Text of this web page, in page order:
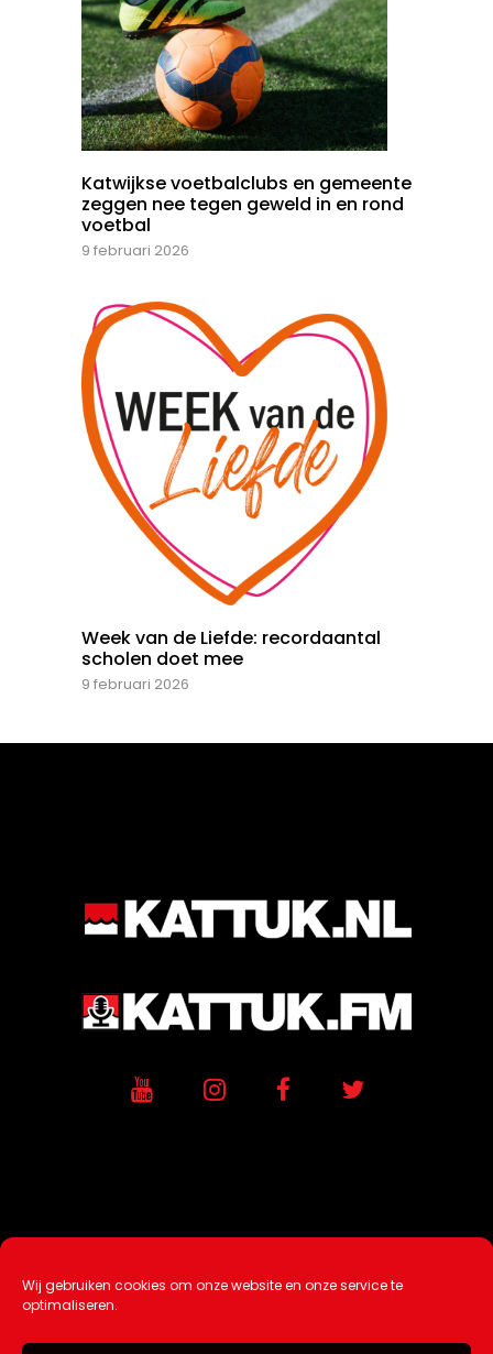
Wij gebruiken cookies om onze website en onze service te
optimaliseren.
Katwijkse voetbalclubs en gemeente
zeggen nee tegen geweld in en rond
voetbal
9 februari 2026
Week van de Liefde: recordaantal
scholen doet mee
9 februari 2026
Ontwikkeling / Hosting doorAtSea